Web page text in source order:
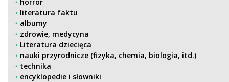
literatura faktu
albumy
zdrowie, medycyna
Literatura dziecięca
nauki przyrodnicze (fizyka, chemia, biologia, itd.)
technika
encyklopedie i słowniki